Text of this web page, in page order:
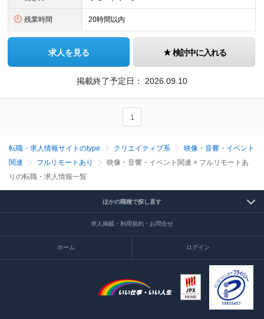
残業時間 20時間以内
求人を見る 検討中に入れる
掲載終了予定日： 2026.09.10
1
転職・求人情報サイトのtype クリエイティブ系
映像・音響・イベント
関連
フルリモートあり
映像・音響・イベント関連 × フルリモートあ
りの転職・求人情報一覧
ほかの職種で探し直す
求人掲載・利用規約・お問合せ
ホーム ログイン